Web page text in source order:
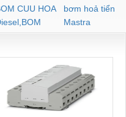
CUU HOA
CHAY
bơm hoả tiển
Mastra